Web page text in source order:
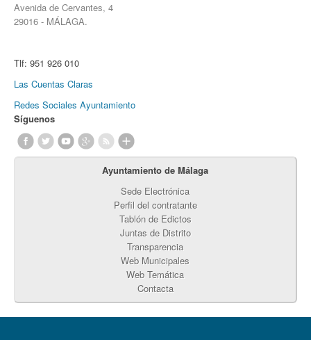
Avenida de Cervantes, 4
29016 - MÁLAGA.
Tlf: 951 926 010
Las Cuentas Claras
Redes Sociales Ayuntamiento
Síguenos
Ayuntamiento de Málaga
Sede Electrónica
Perfil del contratante
Tablón de Edictos
Juntas de Distrito
Transparencia
Web Municipales
Web Temática
Contacta